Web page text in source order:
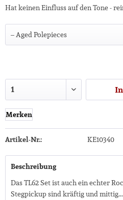
Hat keinen Einfluss auf den Tone -
Merken
Artikel-Nr.: KE10340
Beschreibung
Das TL62 Set ist auch ein echter
Stegpickup sind kräftig und mittig...